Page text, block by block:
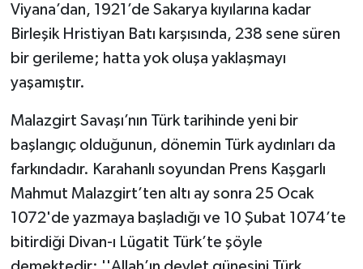
Viyana’dan, 1921’de Sakarya kıyılarına kadar
Birleşik Hristiyan Batı karşısında, 238 sene süren
bir gerileme; hatta yok oluşa yaklaşmayı
yaşamıştır.
Malazgirt Savaşı’nın Türk tarihinde yeni bir
başlangıç olduğunun, dönemin Türk aydınları da
farkındadır. Karahanlı soyundan Prens Kaşgarlı
Mahmut Malazgirt’ten altı ay sonra 25 Ocak
1072'de yazmaya başladığı ve 10 Şubat 1074’te
bitirdiği Divan-ı Lügatit Türk’te şöyle